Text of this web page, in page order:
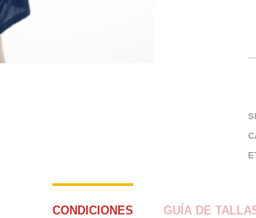
CONDICIONES GUÍA DE